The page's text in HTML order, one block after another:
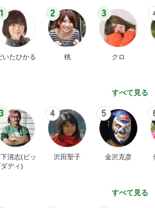
1
いたひかる
2
桃
3
クロ
すべて見る
3
清志(ビッ
ディ)
4
沢田聖子
5
金沢克彦
すべて見る